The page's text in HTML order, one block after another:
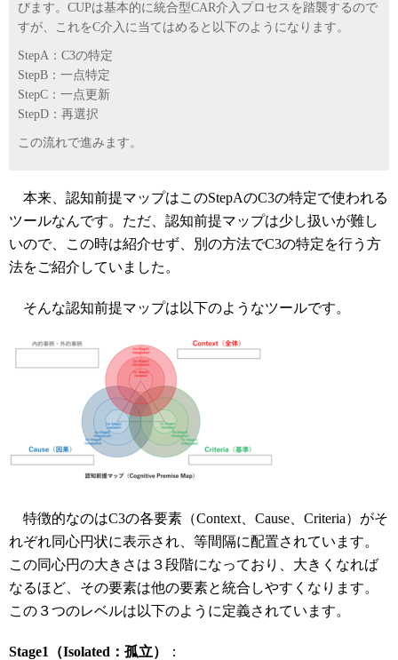
びます。CUPは基本的に統合型CAR介入プロセスを踏襲するので
すが、これをC介入に当てはめると以下のようになります。
StepA：C3の特定
StepB：一点特定
StepC：一点更新
StepD：再選択
この流れで進みます。
本来、認知前提マップはこのStepAのC3の特定で使われる
ツールなんです。ただ、認知前提マップは少し扱いが難し
いので、この時は紹介せず、別の方法でC3の特定を行う方
法をご紹介していました。
そんな認知前提マップは以下のようなツールです。
特徴的なのはC3の各要素（Context、Cause、Criteria）がそ
れぞれ同心円状に表示され、等間隔に配置されています。
この同心円の大きさは３段階になっており、大きくなれば
なるほど、その要素は他の要素と統合しやすくなります。
この３つのレベルは以下のように定義されています。
Stage1（Isolated：孤立）
：